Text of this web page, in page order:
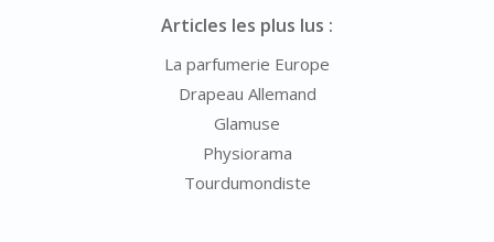
Articles les plus lus :
La parfumerie Europe
Drapeau Allemand
Glamuse
Physiorama
Tourdumondiste